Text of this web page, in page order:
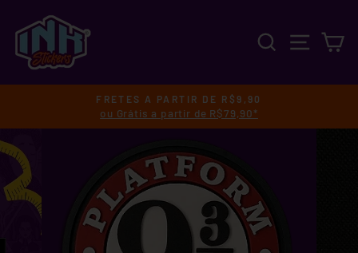
para
Conteúdo
PESQUISA
slideshow
FRETES A PARTIR DE R$9,90
ou Grátis a partir de R$79,90*